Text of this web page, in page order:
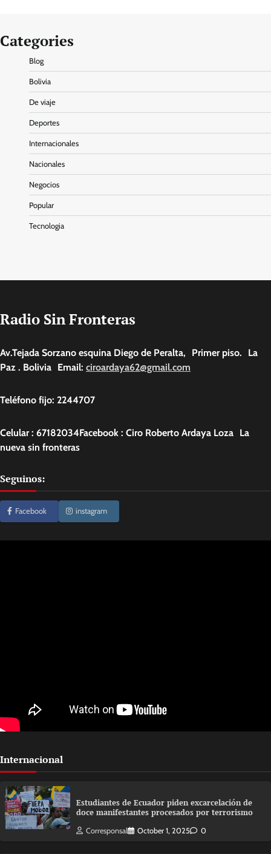
Categories
Blog
Bolivia
De viaje
Deportes
Internacionales
Nacionales
Negocios
Popular
Tecnologia
Radio Sin Fronteras
Av.Tejada Sorzano esquina Diego de Peralta, Primer piso. La
Paz . Bolivia Email: ciroardaya62@gmail.com
Teléfono fijo: 2244707
Celular : 67182034Facebook : Ciro Roberto Ardaya Loza La
nueva sin fronteras
Seguinos:
Facebook instagram
Internacional
Estudiantes de Ecuador piden excarcelación de
doce manifestantes procesados por terrorismo
Corresponsal October 1, 2025 0